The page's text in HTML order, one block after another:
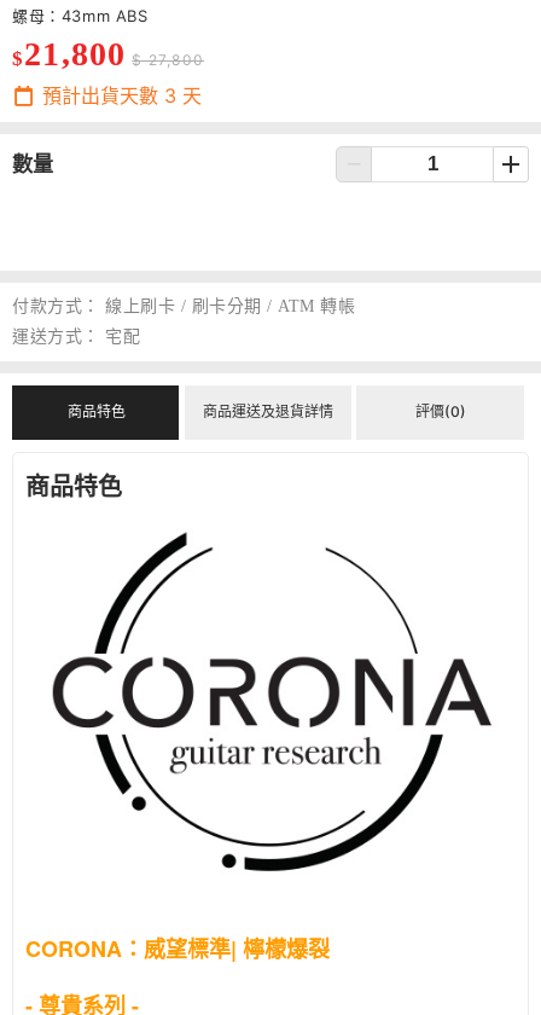
螺母：43mm ABS
$21,800 $ 27,800
預計出貨天數 3 天
數量
付款方式：
線上刷卡 / 刷卡分期 / ATM 轉帳
運送方式：
宅配
商品特色 商品運送及退貨詳情 評價(0)
商品特色
CORONA：威望標準| 檸檬爆裂
- 尊貴系列 -